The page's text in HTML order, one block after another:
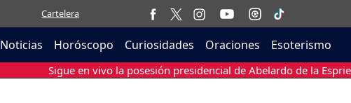
Cartelera
Noticias Horóscopo Curiosidades Oraciones Esoterismo
Sigue en vivo la posesión presidencial de Abelardo de la